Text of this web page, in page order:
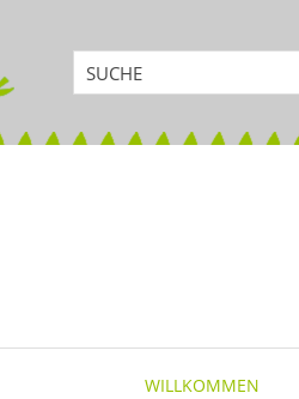
WILLKOMMEN